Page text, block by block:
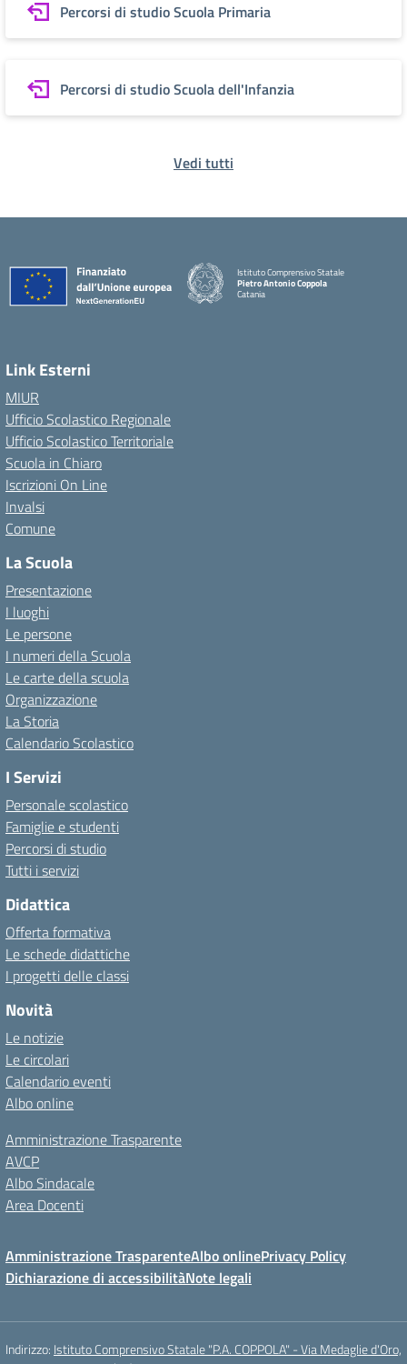
Percorsi di studio Scuola Primaria
Percorsi di studio Scuola dell'Infanzia
Vedi tutti
Istituto Comprensivo Statale
Pietro Antonio Coppola
Catania
Link Esterni
MIUR
Ufficio Scolastico Regionale
Ufficio Scolastico Territoriale
Scuola in Chiaro
Iscrizioni On Line
Invalsi
Comune
La Scuola
Presentazione
I luoghi
Le persone
I numeri della Scuola
Le carte della scuola
Organizzazione
La Storia
Calendario Scolastico
I Servizi
Personale scolastico
Famiglie e studenti
Percorsi di studio
Tutti i servizi
Didattica
Offerta formativa
Le schede didattiche
I progetti delle classi
Novità
Le notizie
Le circolari
Calendario eventi
Albo online
Amministrazione Trasparente
AVCP
Albo Sindacale
Area Docenti
Amministrazione TrasparenteAlbo onlinePrivacy Policy
Dichiarazione di accessibilitàNote legali
Indirizzo: Istituto Comprensivo Statale "P.A. COPPOLA" - Via Medaglie d'Oro,